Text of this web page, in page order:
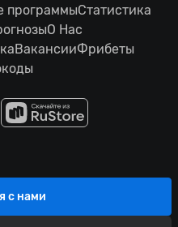
программыСтатистика
О Нас
ВакансииФрибеты
с нами